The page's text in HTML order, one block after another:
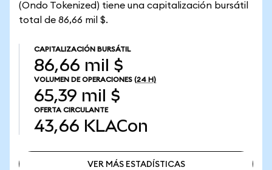
(Ondo Tokenized) tiene una capitalización bursátil
total de 86,66 mil $.
CAPITALIZACIÓN BURSÁTIL
86,66 mil $
VOLUMEN DE OPERACIONES (24 H)
65,39 mil $
OFERTA CIRCULANTE
43,66 KLACon
VER MÁS ESTADÍSTICAS